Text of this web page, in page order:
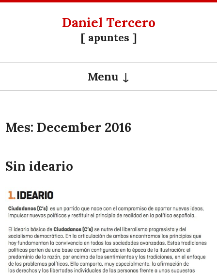
Daniel Tercero
[ apuntes ]
Menu
Mes: December 2016
Sin ideario